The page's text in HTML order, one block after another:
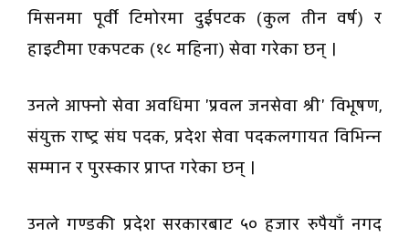
मिसनमा पूर्वी टिमोरमा दुईपटक (कुल तीन वर्ष) र
हाइटीमा एकपटक (१८ महिना) सेवा गरेका छन् ।
उनले आफ्नो सेवा अवधिमा 'प्रवल जनसेवा श्री' विभूषण,
संयुक्त राष्ट्र संघ पदक, प्रदेश सेवा पदकलगायत विभिन्न
सम्मान र पुरस्कार प्राप्त गरेका छन् ।
उनले गण्डकी प्रदेश सरकारबाट ५० हजार रुपैयाँ नगद